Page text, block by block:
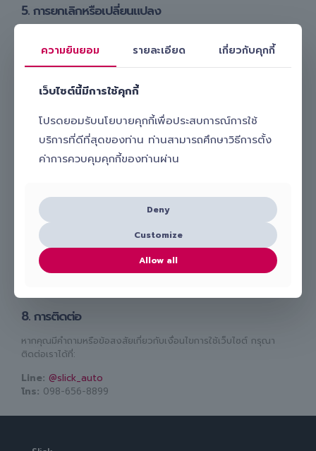
5. การยกเลิกหรือเปลี่ยนแปลง
โดยไม่ต้องแจ้งล่วงหน้า และคุณตกลงว่าการเข้าถึงเว็บไซต์ไม่ได้สร้าง
เว็บไซต์ให้บริการ “ตามสภาพ” (as is)
โดยไม่รับประกันความถูก
ต้อง ความสมบูรณ์ หรือความต่อเนื่องของเนื้อหา
เราไม่รับผิดชอบต่อความเสียหายโดยตรงหรือโดยอ้อมที่เกิดจาก
7. กฎหมายที่ใช้บังคับ
เงื่อนไขการใช้เว็บไซต์นี้อยู่ภายใต้กฎหมายของประเทศไทย และข้อพิพาท
ใด ๆ จะตกอยู่ในเขตอำนาจของศาล
8. การติดต่อ
หากคุณมีคำถามหรือข้อสงสัยเกี่ยวกับเงื่อนไขการใช้เว็บไซต์ กรุณา
ติดต่อเราได้ที่:
Line: @slick_auto
โทร: 098-656-8899
ความยินยอม รายละเอียด เกี่ยวกับคุกกี้
เว็บไซต์นี้มีการใช้คุกกี้
โปรดยอมรับนโยบายคุกกี้เพื่อประสบการณ์การใช้
บริการที่ดีที่สุดของท่าน ท่านสามารถศึกษาวิธีการตั้ง
ค่าการควบคุมคุกกี้ของท่านผ่าน
Deny
Customize
Allow all